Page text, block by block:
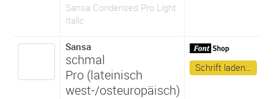
Sansa Condensed Pro Light
Italic
Sansa
schmal
Pro (lateinisch
west-/osteuropäisch)
Schrift laden…